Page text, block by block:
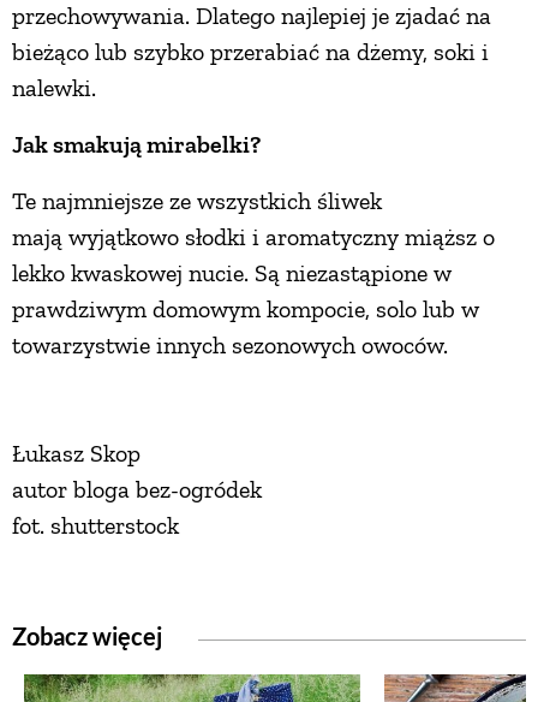
przechowywania. Dlatego najlepiej je zjadać na
bieżąco lub szybko przerabiać na dżemy, soki i
nalewki.
Jak smakują mirabelki?
Te najmniejsze ze wszystkich śliwek
mają wyjątkowo słodki i aromatyczny miąższ o
lekko kwaskowej nucie. Są niezastąpione w
prawdziwym domowym kompocie, solo lub w
towarzystwie innych sezonowych owoców.
Łukasz Skop
autor bloga bez-ogródek
fot. shutterstock
Zobacz więcej